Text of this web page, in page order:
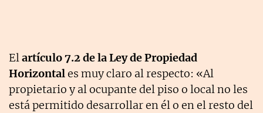
Elartículo 7.2 de la Ley de Propiedad
Horizontales muy claro al respecto: «Al
propietario y al ocupante del piso o local no les
está permitido desarrollar en él o en el resto del